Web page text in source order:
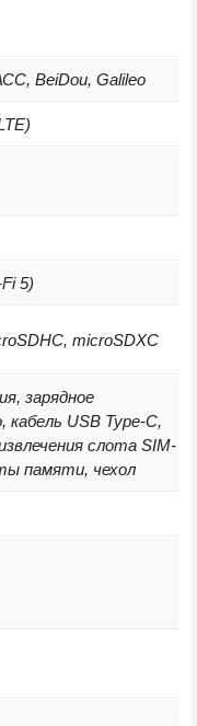
BeiDou, Galileo
5)
microSDXC
зарядное
USB Type-C,
слота SIM-
памяти, чехол